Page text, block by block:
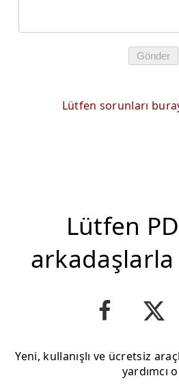
Gönder
Lütfen sorunları
Lütfen
arkadaşlarla
Yeni, kullanışlı ve ücretsiz
yardımcı